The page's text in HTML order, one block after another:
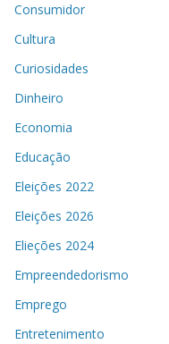
Consumidor
Cultura
Curiosidades
Dinheiro
Economia
Educação
Eleições 2022
Eleições 2026
Elieções 2024
Empreendedorismo
Emprego
Entretenimento